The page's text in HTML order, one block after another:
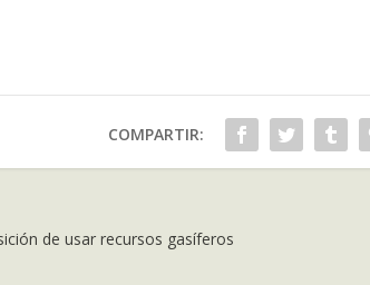
COMPARTIR:
de usar recursos gasíferos